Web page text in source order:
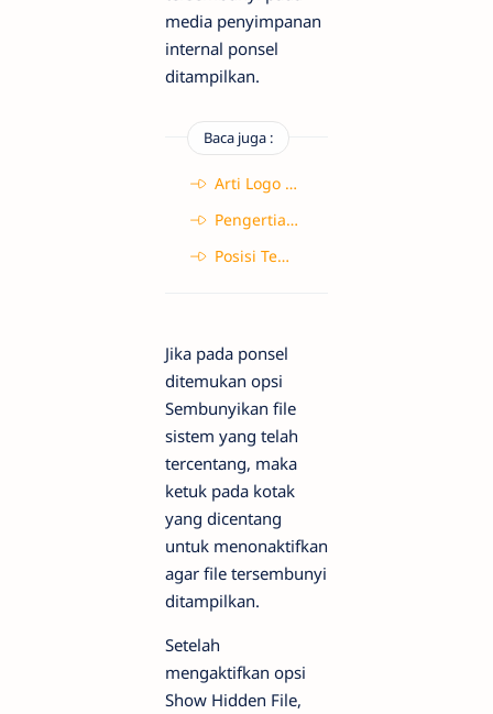
media penyimpanan
internal ponsel
ditampilkan.
Baca juga :
Arti Logo HUT RI ke-78 dan Contoh Penggunaan yang Benar dan Salah
Pengertian K1, K2, K3, dan K4 dalam PTSL
Posisi Tempat Duduk Bus yang Aman dan Nyaman
Jika pada ponsel
ditemukan opsi
Sembunyikan file
sistem yang telah
tercentang, maka
ketuk pada kotak
yang dicentang
untuk menonaktifkan
agar file tersembunyi
ditampilkan.
Setelah
mengaktifkan opsi
Show Hidden File,